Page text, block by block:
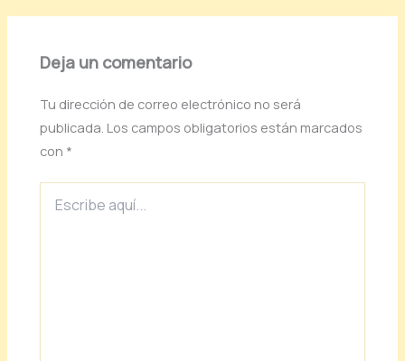
Deja un comentario
Tu dirección de correo electrónico no será
publicada. Los campos obligatorios están marcados
con *
aquí...